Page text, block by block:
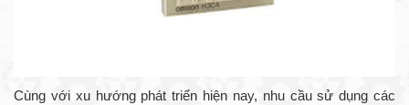
Cùng với xu hướng phát triển hiện nay, nhu cầu sử dụng các